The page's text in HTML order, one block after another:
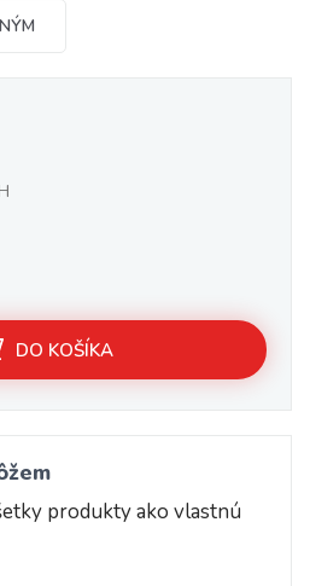
DO KOŠÍKA
produkty ako vlastnú